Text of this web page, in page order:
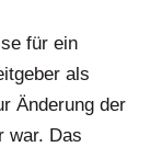
für ein
als
Änderung der
war. Das